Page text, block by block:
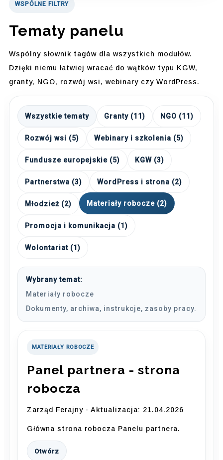
WSPÓLNE FILTRY
Tematy panelu
Wspólny słownik tagów dla wszystkich modułów.
Dzięki niemu łatwiej wracać do wątków typu KGW,
granty, NGO, rozwój wsi, webinary czy WordPress.
Wszystkie tematy Granty (11) NGO (11)
Rozwój wsi (5) Webinary i szkolenia (5)
Fundusze europejskie (5) KGW (3)
Partnerstwa (3) WordPress i strona (2)
Młodzież (2) Materiały robocze (2)
Promocja i komunikacja (1)
Wolontariat (1)
Wybrany temat:
Materiały robocze
Dokumenty, archiwa, instrukcje, zasoby pracy.
MATERIAŁY ROBOCZE
Panel partnera - strona
robocza
Zarząd Ferajny - Aktualizacja: 21.04.2026
Główna strona robocza Panelu partnera.
Otwórz